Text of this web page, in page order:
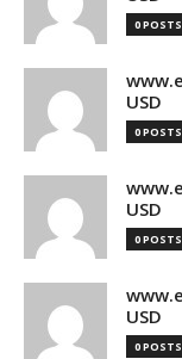
0 POSTS
USD
0 POSTS
USD
0 POSTS
USD
0 POSTS